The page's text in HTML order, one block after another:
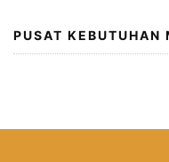
PUSAT KEBUTUHAN